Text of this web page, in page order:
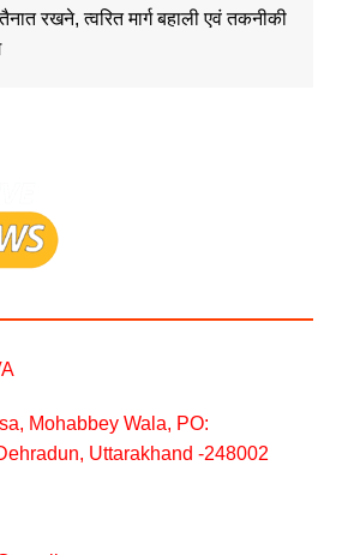
रखने, त्वरित मार्ग बहाली एवं तकनीकी
Mohabbey Wala, PO:
Uttarakhand -248002